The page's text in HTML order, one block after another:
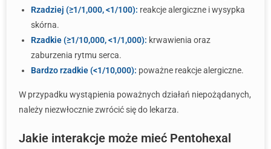
Rzadziej (≥1/1,000, <1/100): reakcje alergiczne i wysypka
skórna.
Rzadkie (≥1/10,000, <1/1,000): krwawienia oraz
zaburzenia rytmu serca.
Bardzo rzadkie (<1/10,000): poważne reakcje alergiczne.
W przypadku wystąpienia poważnych działań niepożądanych,
należy niezwłocznie zwrócić się do lekarza.
Jakie interakcje może mieć Pentohexal